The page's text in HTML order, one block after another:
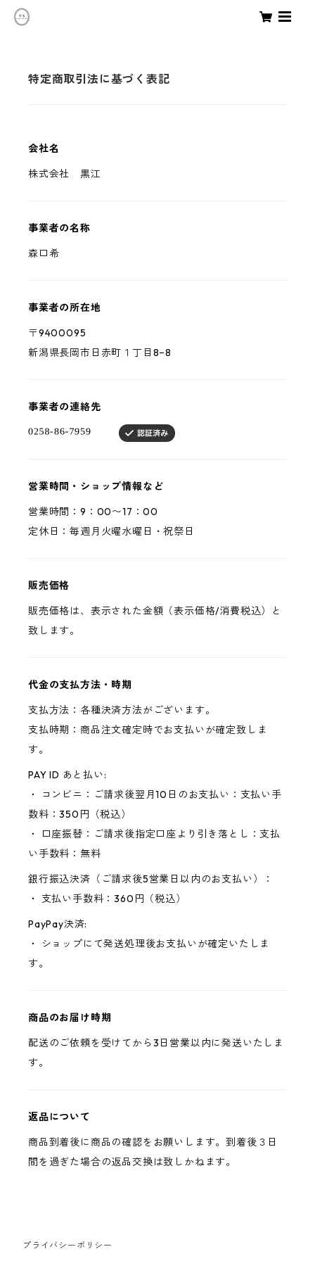
特定商取引法に基づく表記
会社名
株式会社 黒江
事業者の名称
森口希
事業者の所在地
〒9400095
新潟県長岡市日赤町１丁目8−8
事業者の連絡先
営業時間・ショップ情報など
営業時間：9：00〜17：00
定休日：毎週月火曜水曜日・祝祭日
販売価格
販売価格は、表示された金額（表示価格/消費税込）と
致します。
代金の支払方法・時期
支払方法：各種決済方法がございます。
支払時期：商品注文確定時でお支払いが確定致しま
す。
PAY ID あと払い:
・ コンビニ：ご請求後翌月10日のお支払い：支払い手
数料：350円（税込）
・ 口座振替：ご請求後指定口座より引き落とし：支払
い手数料：無料
銀行振込決済（ご請求後5営業日以内のお支払い）：
・ 支払い手数料：360円（税込）
PayPay決済:
・ ショップにて発送処理後お支払いが確定いたしま
す。
商品のお届け時期
配送のご依頼を受けてから3日営業以内に発送いたしま
す。
返品について
商品到着後に商品の確認をお願いします。到着後３日
間を過ぎた場合の返品交換は致しかねます。
プライバシーポリシー